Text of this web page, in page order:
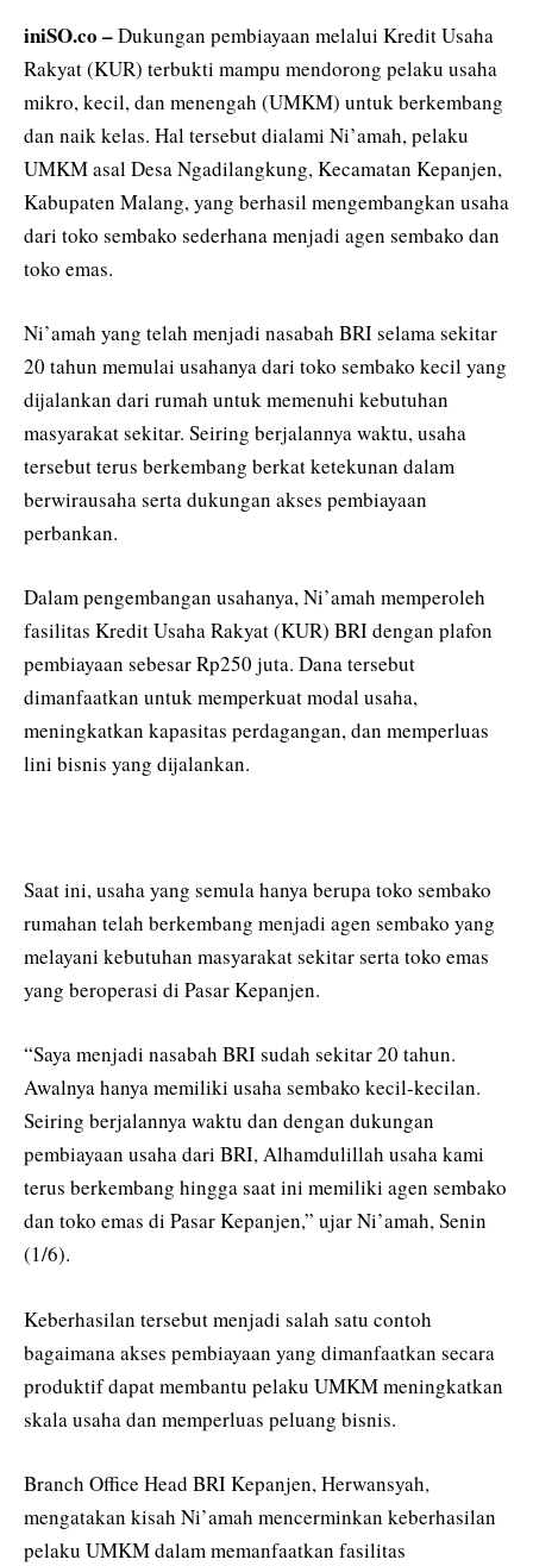
iniSO.co –Dukungan pembiayaan melalui Kredit Usaha
Rakyat (KUR) terbukti mampu mendorong pelaku usaha
mikro, kecil, dan menengah (UMKM) untuk berkembang
dan naik kelas. Hal tersebut dialami Ni’amah, pelaku
UMKM asal Desa Ngadilangkung, Kecamatan Kepanjen,
Kabupaten Malang, yang berhasil mengembangkan usaha
dari toko sembako sederhana menjadi agen sembako dan
toko emas.
Ni’amah yang telah menjadi nasabah BRI selama sekitar
20 tahun memulai usahanya dari toko sembako kecil yang
dijalankan dari rumah untuk memenuhi kebutuhan
masyarakat sekitar. Seiring berjalannya waktu, usaha
tersebut terus berkembang berkat ketekunan dalam
berwirausaha serta dukungan akses pembiayaan
perbankan.
Dalam pengembangan usahanya, Ni’amah memperoleh
fasilitas Kredit Usaha Rakyat (KUR) BRI dengan plafon
pembiayaan sebesar Rp250 juta. Dana tersebut
dimanfaatkan untuk memperkuat modal usaha,
meningkatkan kapasitas perdagangan, dan memperluas
lini bisnis yang dijalankan.
Saat ini, usaha yang semula hanya berupa toko sembako
rumahan telah berkembang menjadi agen sembako yang
melayani kebutuhan masyarakat sekitar serta toko emas
yang beroperasi di Pasar Kepanjen.
“Saya menjadi nasabah BRI sudah sekitar 20 tahun.
Awalnya hanya memiliki usaha sembako kecil-kecilan.
Seiring berjalannya waktu dan dengan dukungan
pembiayaan usaha dari BRI, Alhamdulillah usaha kami
terus berkembang hingga saat ini memiliki agen sembako
dan toko emas di Pasar Kepanjen,” ujar Ni’amah, Senin
(1/6).
Keberhasilan tersebut menjadi salah satu contoh
bagaimana akses pembiayaan yang dimanfaatkan secara
produktif dapat membantu pelaku UMKM meningkatkan
skala usaha dan memperluas peluang bisnis.
Branch Office Head BRI Kepanjen, Herwansyah,
mengatakan kisah Ni’amah mencerminkan keberhasilan
pelaku UMKM dalam memanfaatkan fasilitas